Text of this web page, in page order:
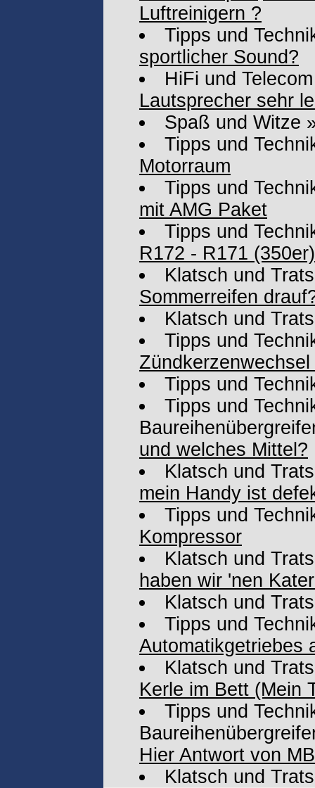
Luftreinigern ?
Tipps und
sportlicher Sound?
HiFi und Telecom
Lautsprecher sehr
Spaß und Witze
Tipps und
Motorraum
Tipps und
mit AMG Paket
Tipps und
R172 - R171 (350er)
Klatsch und
Sommerreifen
Klatsch und
Tipps und
Tipps und
Tipps und
und welches Mittel?
Klatsch und
mein Handy ist
Tipps und
Kompressor
Klatsch und
haben wir 'nen
Klatsch und
Tipps und
Automatikgetriebes
Klatsch und
Kerle im Bett (Mein
Tipps und
Hier Antwort von
Klatsch und